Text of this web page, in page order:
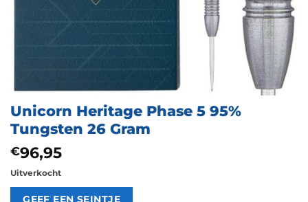
Unicorn Heritage Phase 5 95%
Tungsten 26 Gram
€96,95
Uitverkocht